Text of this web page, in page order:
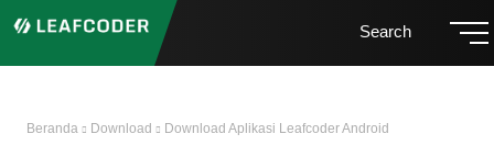
Search
Beranda Download Download Aplikasi Leafcoder Android